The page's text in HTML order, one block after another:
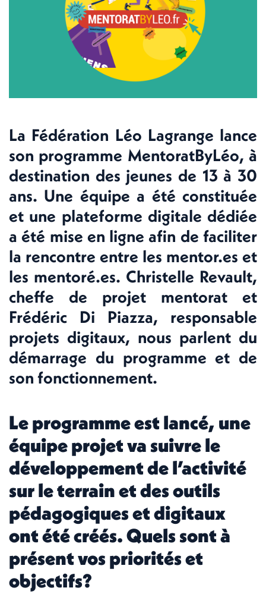
La Fédération Léo Lagrange lance
son programme MentoratByLéo, à
destination des jeunes de 13 à 30
ans. Une équipe a été constituée
et une plateforme digitale dédiée
a été mise en ligne afin de faciliter
la rencontre entre les mentor.es et
les mentoré.es. Christelle Revault,
cheffe de projet mentorat et
Frédéric Di Piazza, responsable
projets digitaux, nous parlent du
démarrage du programme et de
son fonctionnement.
Le programme est lancé, une
équipe projet va suivre le
développement de l’activité
sur le terrain et des outils
pédagogiques et digitaux
ont été créés. Quels sont à
présent vos priorités et
objectifs?